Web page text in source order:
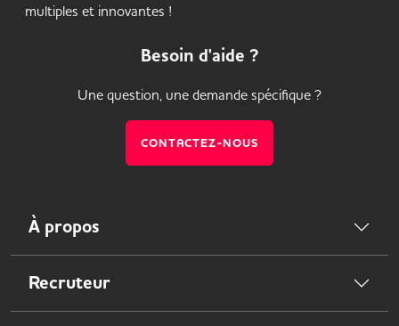
multiples et innovantes !
Besoin d'aide ?
Une question, une demande spécifique ?
CONTACTEZ-NOUS
À propos
Recruteur